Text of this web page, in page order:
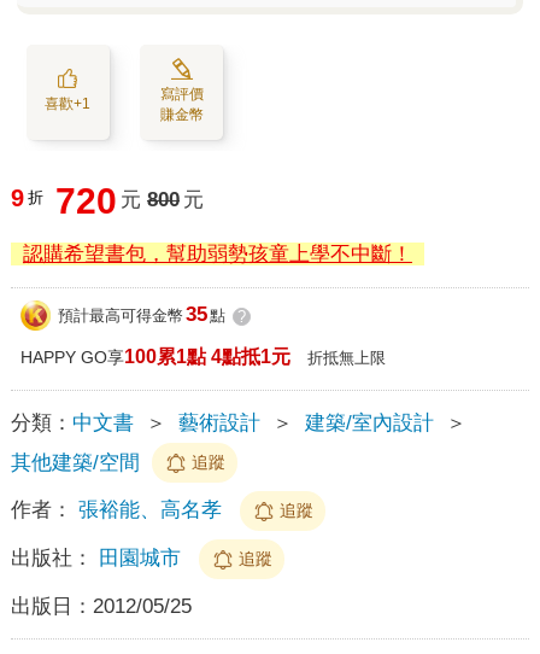
喜歡+1
寫評價
賺金幣
9 折 720 元 800 元
認購希望書包，幫助弱勢孩童上學不中斷！
預計最高可得金幣 35點 ?
HAPPY GO享100累1點 4點抵1元 折抵無上限
分類： 中文書 ＞ 藝術設計 ＞ 建築/室內設計
＞
其他建築/空間
追蹤
作者： 張裕能、高名孝 追蹤
出版社： 田園城市 追蹤
出版日： 2012/05/25